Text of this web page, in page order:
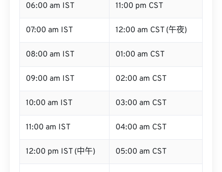
06:00 am IST 11:00 pm CST
07:00 am IST 12:00 am CST (午夜)
08:00 am IST 01:00 am CST
09:00 am IST 02:00 am CST
10:00 am IST 03:00 am CST
11:00 am IST 04:00 am CST
12:00 pm IST (中午) 05:00 am CST